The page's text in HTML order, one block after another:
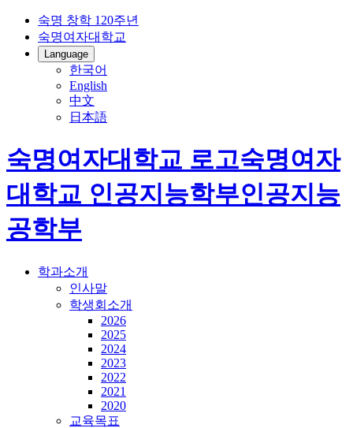
숙명 창학 120주년
숙명여자대학교
Language
한국어
English
中文
日本語
숙명여자대학교 로고숙명여자
대학교 인공지능학부인공지능
공학부
학과소개
인사말
학생회소개
2026
2025
2024
2023
2022
2021
2020
교육목표